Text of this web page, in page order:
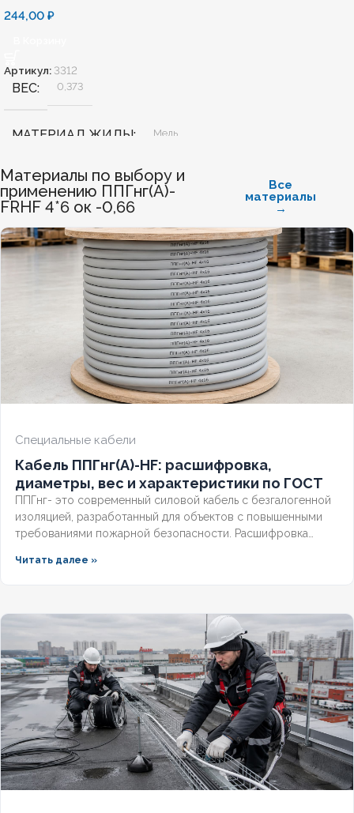
244,00 ₽
Артикул: 3312
ВЕС 0,373
МАТЕРИАЛ ЖИЛЫ Медь
БЕЗГАЛОГЕННЫЙ Да
ХЛАДОСТОЙКИЙ Нет
СЕЧЕНИЕ ТПЖ 4
ОГНЕСТОЙКИЙ Да
НАЛИЧИЕ ЭКРАНА Нет
КОЛИЧЕСТВО ЖИЛ
Материалы по выбору и
применению ППГнг(А)-
FRHF 4*6 ок -0,66
Все
материалы
→
Специальные кабели
Кабель ППГнг(А)-HF: расшифровка,
диаметры, вес и характеристики по ГОСТ
ППГнг- это современный силовой кабель с безгалогенной
изоляцией, разработанный для объектов с повышенными
требованиями пожарной безопасности. Расшифровка
делают этот технический продукт незаменимым для школ,
сетей до 1 кв
Читать далее »